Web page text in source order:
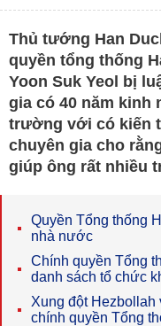
Thủ tướng Han
quyền tổng thống
Yoon Suk Yeol bị
gia có 40 năm kinh
trường với có kiến
chuyên gia cho
giúp ông rất nhiều
Quyền Tổng thống
nhà nước
Chính quyền Tổng
danh sách tổ chức
Xung đột Hezbollah
chính quyền Tổng